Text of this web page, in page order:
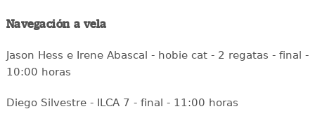
Navegación a vela
Jason Hess e Irene Abascal - hobie cat - 2 regatas - final -
10:00 horas
Diego Silvestre - ILCA 7 - final - 11:00 horas